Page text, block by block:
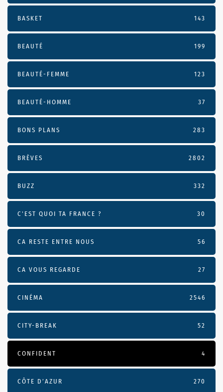
BASKET 143
BEAUTÉ 199
BEAUTÉ-FEMME 123
BEAUTÉ-HOMME 37
BONS PLANS 283
BRÈVES 2802
BUZZ 332
C'EST QUOI TA FRANCE ? 30
CA RESTE ENTRE NOUS 56
CA VOUS REGARDE 27
CINÉMA 2546
CITY-BREAK 52
CONFIDENT 4
CÔTE D’AZUR 270